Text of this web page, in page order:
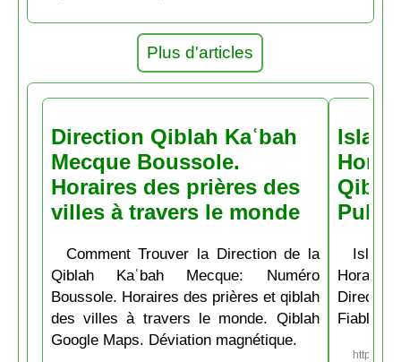
Plus d'articles
Direction Qiblah Kaʿbah
Mecque Boussole.
Horaires des prières des
villes à travers le monde
Comment Trouver la Direction de la
Qiblah Kaʿbah Mecque: Numéro
Boussole. Horaires des prières et qiblah
des villes à travers le monde. Qiblah
Google Maps. Déviation magnétique.
Pubs
Fiable et
https://